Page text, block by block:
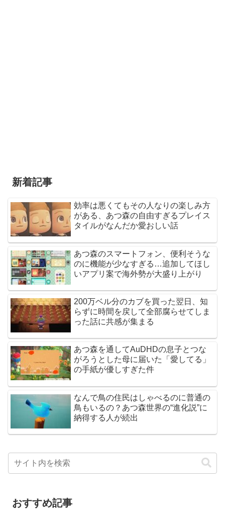
新着記事
効率は悪くてもその人なりの楽しみ方
がある、あつ森の自由すぎるプレイス
タイルがなんだか愛おしい話
あつ森のスマートフォン、便利そうな
のに機能が少なすぎる…追加してほし
いアプリ案で海外勢が大盛り上がり
200万ベル分のカブを買った翌日、知
らずに時間を戻して全部腐らせてしま
った話に共感が集まる
あつ森を通してAuDHDの息子とつな
がろうとした母に届いた「愛してる」
の手紙が優しすぎた件
なんで鳥の住民はしゃべるのに普通の
鳥もいるの？あつ森世界の“進化説”に
納得する人が続出
おすすめ記事